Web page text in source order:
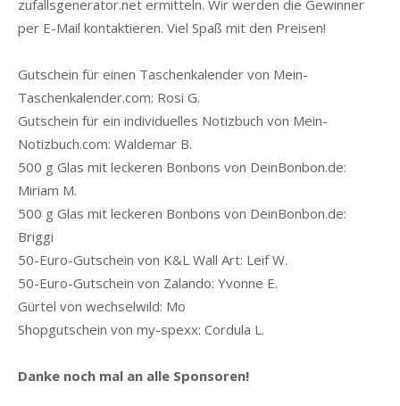
zufallsgenerator.net ermitteln. Wir werden die Gewinner
per E-Mail kontaktieren. Viel Spaß mit den Preisen!
Gutschein für einen Taschenkalender von Mein-
Taschenkalender.com: Rosi G.
Gutschein für ein individuelles Notizbuch von Mein-
Notizbuch.com: Waldemar B.
500 g Glas mit leckeren Bonbons von DeinBonbon.de:
Miriam M.
500 g Glas mit leckeren Bonbons von DeinBonbon.de:
Briggi
50-Euro-Gutschein von K&L Wall Art: Leif W.
50-Euro-Gutschein von Zalando: Yvonne E.
Gürtel von wechselwild: Mo
Shopgutschein von my-spexx: Cordula L.
Danke noch mal an alle Sponsoren!